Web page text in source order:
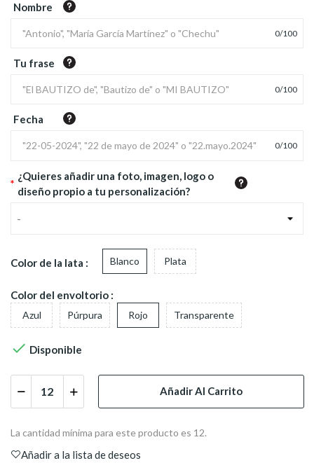
Nombre
0/100
Tu frase
0/100
Fecha
0/100
*
¿Quieres añadir una foto, imagen, logo o
diseño propio a tu personalización?
-
Color de la lata : Blanco Plata
Color del envoltorio :
Azul Púrpura Rojo Transparente
 Disponible
Añadir Al Carrito
La cantidad mínima para este producto es 12.
Añadir a la lista de deseos